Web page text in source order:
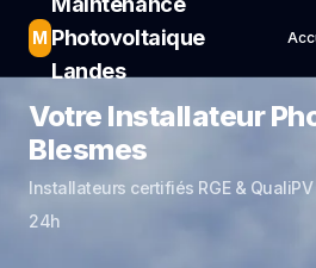
M Photovoltaique
Landes
Votre Installateur
Blesmes
Installateurs certifiés RGE &
24h